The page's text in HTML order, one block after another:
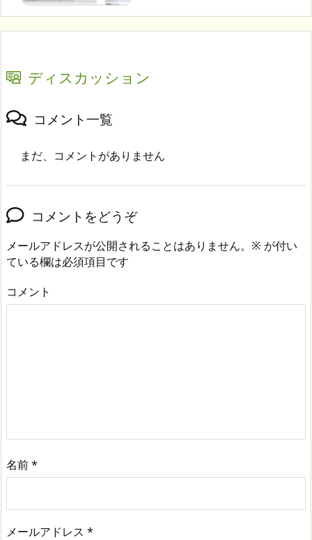
ディスカッション
コメント一覧
まだ、コメントがありません
コメントをどうぞ
メールアドレスが公開されることはありません。 ※ が付い
ている欄は必須項目です
コメント
名前*
メールアドレス *